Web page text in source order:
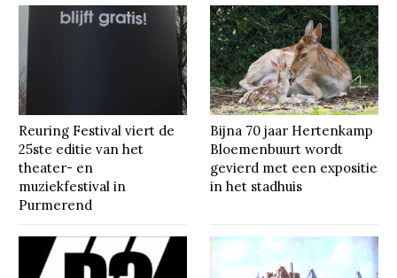
Reuring Festival viert de
25ste editie van het
theater- en
muziekfestival in
Purmerend
Bijna 70 jaar Hertenkamp
Bloemenbuurt wordt
gevierd met een expositie
in het stadhuis